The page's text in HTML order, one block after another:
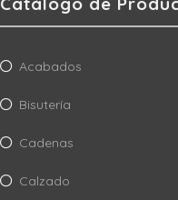
Acabados
Bisutería
Cadenas
Calzado